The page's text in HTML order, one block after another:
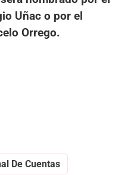
Uñac o por el
Orrego.
De Cuentas